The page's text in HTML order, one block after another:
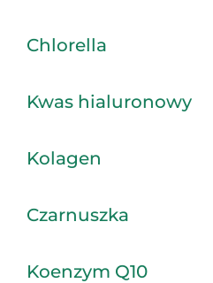
Chlorella
Kwas hialuronowy
Kolagen
Czarnuszka
Koenzym Q10